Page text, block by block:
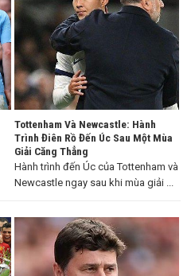
Tottenham Và Newcastle: Hành
Trình Điên Rồ Đến Úc Sau Một Mùa
Giải Căng Thẳng
Hành trình đến Úc của Tottenham và
Newcastle ngay sau khi mùa giải ...